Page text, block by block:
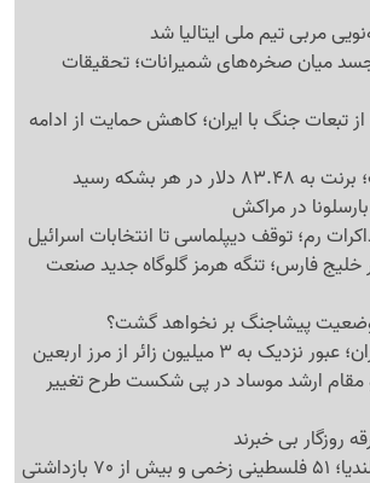
مربی تیم ملی ایتالیا شد
میان صخره‌های شمیرانات؛ تحقیقات
از تبعات جنگ با ایران؛ کاهش حمایت از ادامه
هر بشکه رسید
در مراکش
رم؛ توقف دیپلماسی تا انتخابات اسرائیل
خلیج فارس؛ تنگه هرمز گلوگاه جدید صنعت
وضعیت پیشاجنگ بر نخواهد گشت؟
3 میلیون زائر از مرز اربعین
مقام ارشد موساد در پی شکست طرح تغییر
روزگار بی خبرند
بازداشتی